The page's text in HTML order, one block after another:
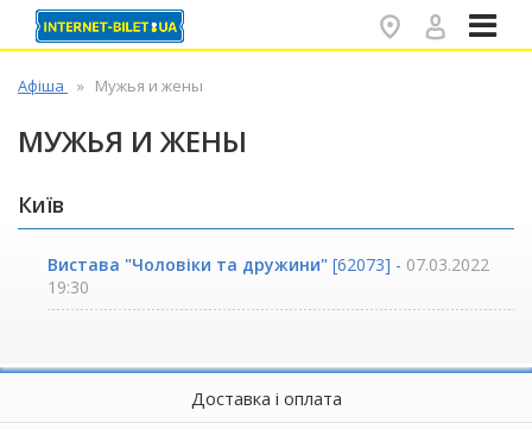
Афіша Мужья и жены
МУЖЬЯ И ЖЕНЫ
Київ
Вистава "Чоловіки та дружини" [62073] - 07.03.2022
19:30
Доставка і оплата